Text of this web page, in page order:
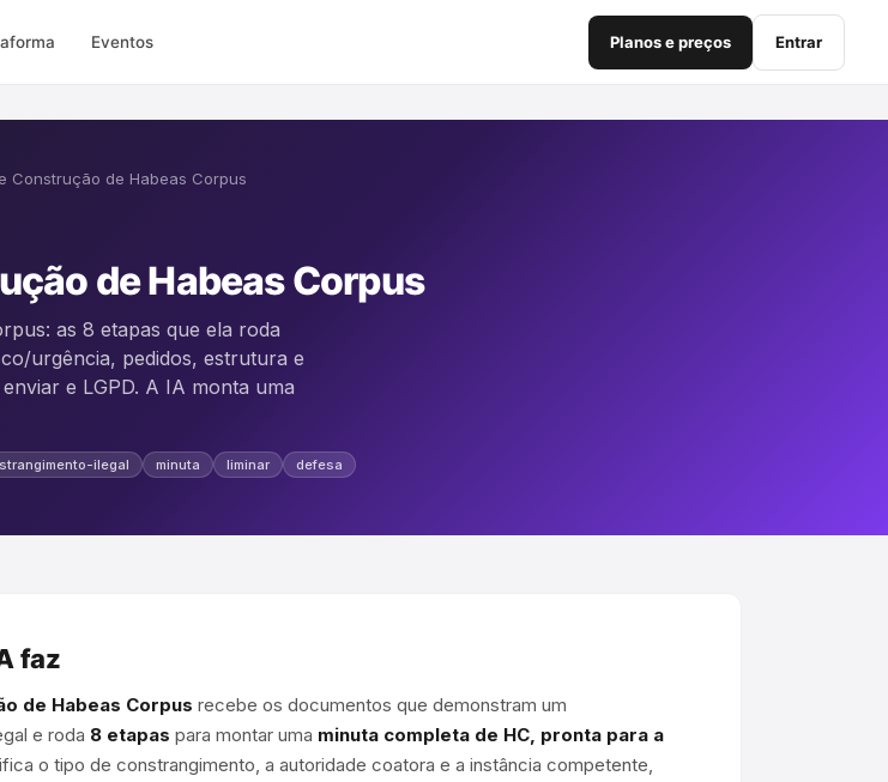
Eventos Planos e preços Entrar
Construção de Habeas Corpus
de Habeas Corpus
as 8 etapas que ela roda
urgência, pedidos, estrutura e
e LGPD. A IA monta uma
ilegal minuta liminar defesa
faz
de Habeas Corpus recebe os documentos que demonstram um
e roda 8 etapas para montar uma minuta completa de HC, pronta para a
o tipo de constrangimento, a autoridade coatora e a instância competente,